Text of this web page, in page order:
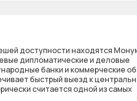
доступности находятся
дипломатические и деловые
банки и коммерческие
быстрый выезд к
считается одной из самых